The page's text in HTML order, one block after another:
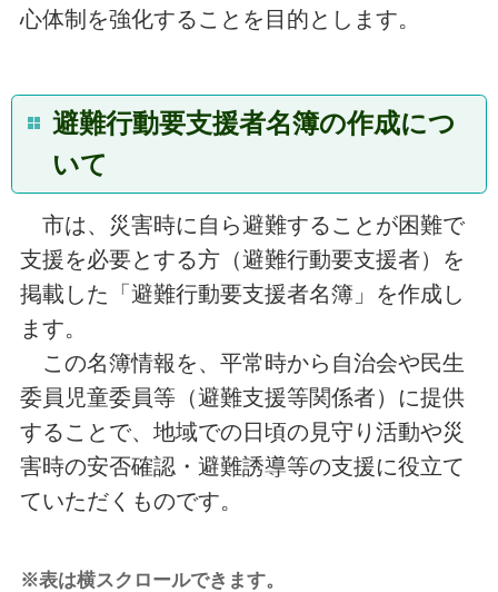
心体制を強化することを目的とします。
避難行動要支援者名簿の作成につ
いて
市は、災害時に自ら避難することが困難で
支援を必要とする方（避難行動要支援者）を
掲載した「避難行動要支援者名簿」を作成し
ます。
この名簿情報を、平常時から自治会や民生
委員児童委員等（避難支援等関係者）に提供
することで、地域での日頃の見守り活動や災
害時の安否確認・避難誘導等の支援に役立て
ていただくものです。
※表は横スクロールできます。